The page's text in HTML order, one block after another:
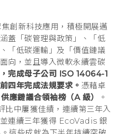
創新科技應用，積極開展邁
蓋「碳管理與政策」、「低
「低碳運輸」及「價值鏈議
向，並且導入微軟永續雲碳
完成母子公司 ISO 14064-1
四年完成法規要求。 憑藉卓
應鏈議合領袖榜（A 級）
。
比中屢獲佳績，連續第三年入
連續三年獲得 EcoVadis 銀